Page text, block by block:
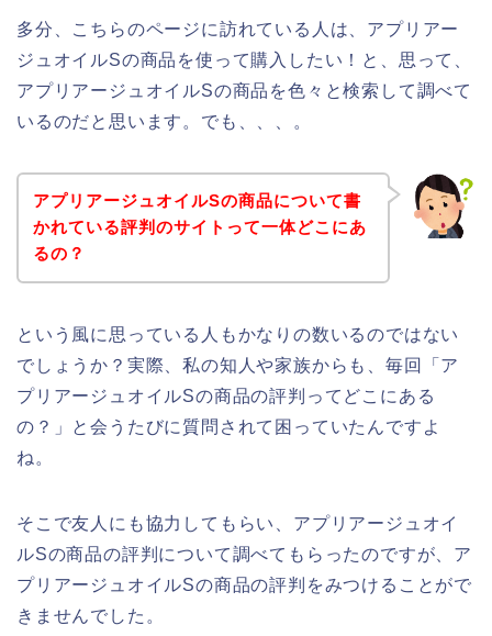
多分、こちらのページに訪れている人は、アプリアー
ジュオイルSの商品を使って購入したい！と、思って、
アプリアージュオイルSの商品を色々と検索して調べて
いるのだと思います。でも、、、。
アプリアージュオイルSの商品について書
かれている評判のサイトって一体どこにあ
るの？
という風に思っている人もかなりの数いるのではない
でしょうか？実際、私の知人や家族からも、毎回「ア
プリアージュオイルSの商品の評判ってどこにある
の？」と会うたびに質問されて困っていたんですよ
ね。
そこで友人にも協力してもらい、アプリアージュオイ
ルSの商品の評判について調べてもらったのですが、ア
プリアージュオイルSの商品の評判をみつけることがで
きませんでした。